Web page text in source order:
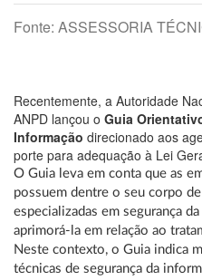
Fonte: ASSESSORIA
Recentemente, a Autoridade
ANPD lançou o Guia
Informação direcionado aos
porte para adequação à Lei
O Guia leva em conta que as
possuem dentre o seu corpo
especializadas em segurança
aprimorá-la em relação ao
Neste contexto, o Guia indica
técnicas de segurança da